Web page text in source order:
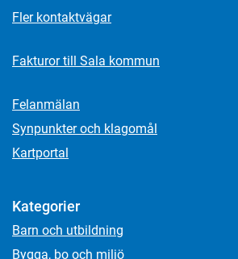
Fler kontaktvägar
Fakturor till Sala kommun
Felanmälan
Synpunkter och klagomål
Kartportal
Kategorier
Barn och utbildning
Bygga, bo och miljö